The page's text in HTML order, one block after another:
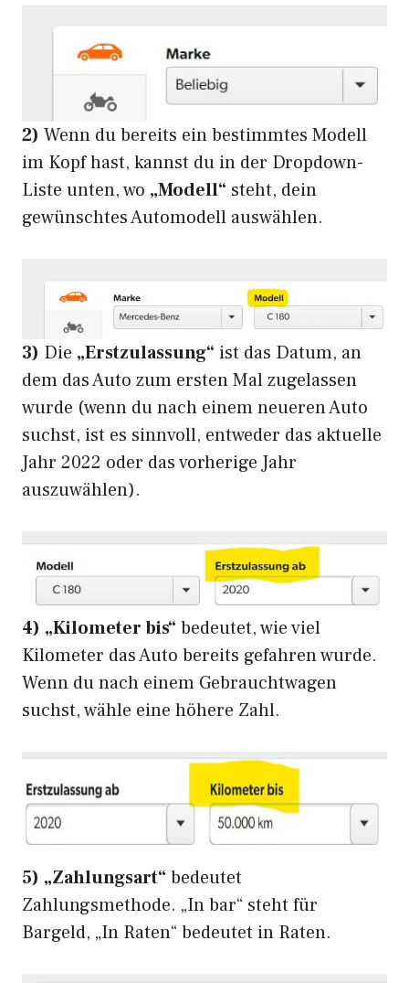
2) Wenn du bereits ein bestimmtes Modell
im Kopf hast, kannst du in der Dropdown-
Liste unten, wo „Modell“ steht, dein
gewünschtes Automodell auswählen.
3) Die „Erstzulassung“ ist das Datum, an
dem das Auto zum ersten Mal zugelassen
wurde (wenn du nach einem neueren Auto
suchst, ist es sinnvoll, entweder das aktuelle
Jahr 2022 oder das vorherige Jahr
auszuwählen).
4) „Kilometer bis“ bedeutet, wie viel
Kilometer das Auto bereits gefahren wurde.
Wenn du nach einem Gebrauchtwagen
suchst, wähle eine höhere Zahl.
5) „Zahlungsart“ bedeutet
Zahlungsmethode. „In bar“ steht für
Bargeld, „In Raten“ bedeutet in Raten.